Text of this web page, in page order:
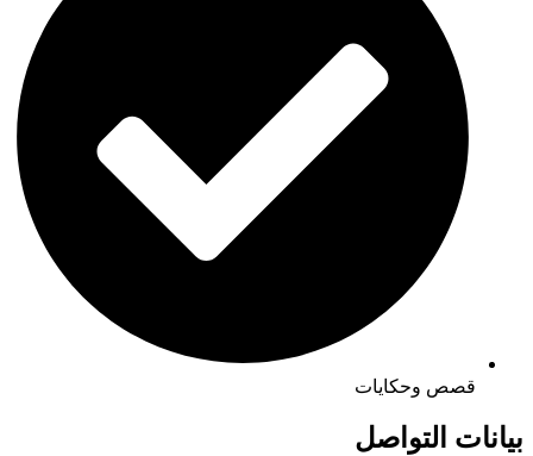
قصص وحكايات
بيانات التواصل